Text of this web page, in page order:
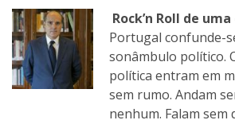
Rock’n Roll de
Portugal confunde-
sonâmbulo político.
política entram em
sem rumo. Andam
nenhum. Falam sem